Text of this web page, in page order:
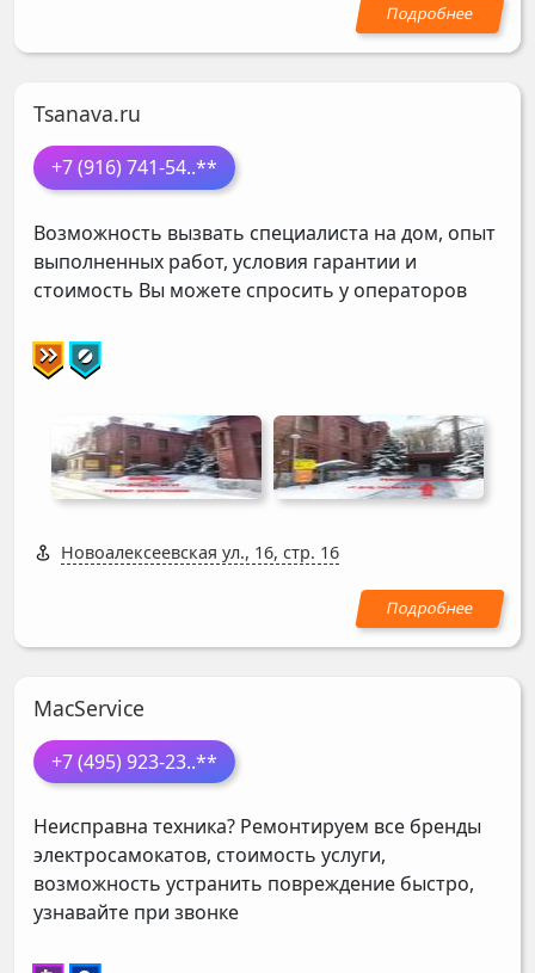
Tsanava.ru
+7 (916) 741-54..**
Возможность вызвать специалиста на дом, опыт
выполненных работ, условия гарантии и
стоимость Вы можете спросить у операторов
Новоалексеевская ул., 16, стр. 16
MacService
+7 (495) 923-23..**
Неисправна техника? Ремонтируем все бренды
электросамокатов, стоимость услуги,
возможность устранить повреждение быстро,
узнавайте при звонке